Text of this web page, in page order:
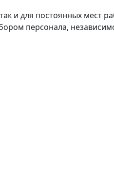
и для постоянных мест
персонала,